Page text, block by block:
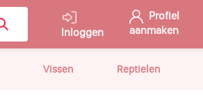
Inloggen
Profiel
aanmaken
Vissen Reptielen